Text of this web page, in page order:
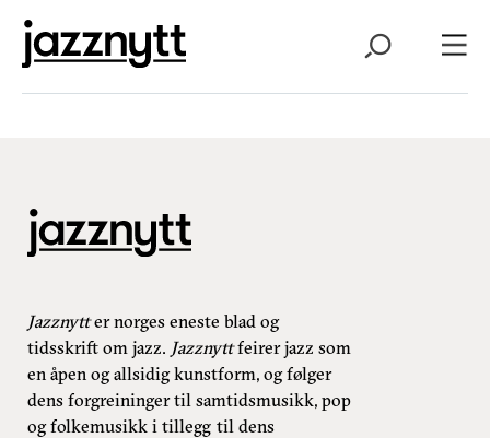
Jazznytter norges eneste blad og
tidsskrift om jazz. Jazznyttfeirer jazz som
en åpen og allsidig kunstform, og følger
dens forgreininger til samtidsmusikk, pop
og folkemusikk i tillegg til dens